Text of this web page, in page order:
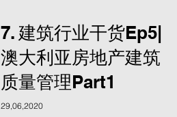
7. 建筑行业干货Ep5|
澳大利亚房地产建筑
质量管理Part1
29,06,2020